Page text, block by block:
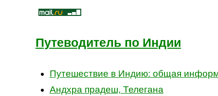
Путеводитель по Индии
Путешествие в Индию: общая
Андхра прадеш, Телегана